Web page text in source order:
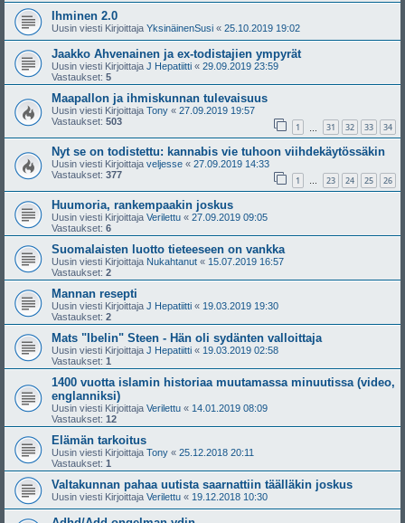
Ihminen 2.0
Uusin viesti Kirjoittaja YksinäinenSusi « 25.10.2019 19:02
Jaakko Ahvenainen ja ex-todistajien ympyrät
Uusin viesti Kirjoittaja J Hepatiitti « 29.09.2019 23:59
Vastaukset: 5
Maapallon ja ihmiskunnan tulevaisuus
Uusin viesti Kirjoittaja Tony « 27.09.2019 19:57
Vastaukset: 503 1 31 32 33 34
Nyt se on todistettu: kannabis vie tuhoon viihdekäytössäkin
Uusin viesti Kirjoittaja veljesse « 27.09.2019 14:33
Vastaukset: 377 1 … 23 24 25 26
Huumoria, rankempaakin joskus
Uusin viesti Kirjoittaja Verilettu « 27.09.2019 09:05
Vastaukset: 6
Suomalaisten luotto tieteeseen on vankka
Uusin viesti Kirjoittaja Nukahtanut « 15.07.2019 16:57
Vastaukset: 2
Mannan resepti
Uusin viesti Kirjoittaja J Hepatiitti « 19.03.2019 19:30
Vastaukset: 2
Mats "Ibelin" Steen - Hän oli sydänten valloittaja
Uusin viesti Kirjoittaja J Hepatiitti « 19.03.2019 02:58
Vastaukset: 1
1400 vuotta islamin historiaa muutamassa minuutissa (video,
englanniksi)
Uusin viesti Kirjoittaja Verilettu « 14.01.2019 08:09
Vastaukset: 12
Elämän tarkoitus
Uusin viesti Kirjoittaja Tony « 25.12.2018 20:11
Vastaukset: 1
Valtakunnan pahaa uutista saarnattiin täälläkin joskus
Uusin viesti Kirjoittaja Verilettu « 19.12.2018 10:30